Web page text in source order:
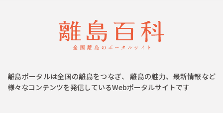
離島ポータルは全国の離島をつなぎ、 離島の魅力、最新情報など
様々なコンテンツを発信しているWebポータルサイトです